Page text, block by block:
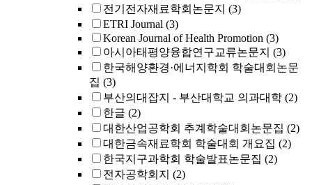
전기전자재료학회논문지 (3)
ETRI Journal (3)
Korean Journal of Health Promotion (3)
아시아태평양융합연구교류논문지 (3)
한국해양환경·에너지학회 학술대회논문
집 (3)
부산의대잡지 - 부산대학교 의과대학 (2)
한글 (2)
대한산업공학회 추계학술대회논문집 (2)
대한금속재료학회 학술대회 개요집 (2)
한국지구과학회 학술발표논문집 (2)
전자공학회지 (2)